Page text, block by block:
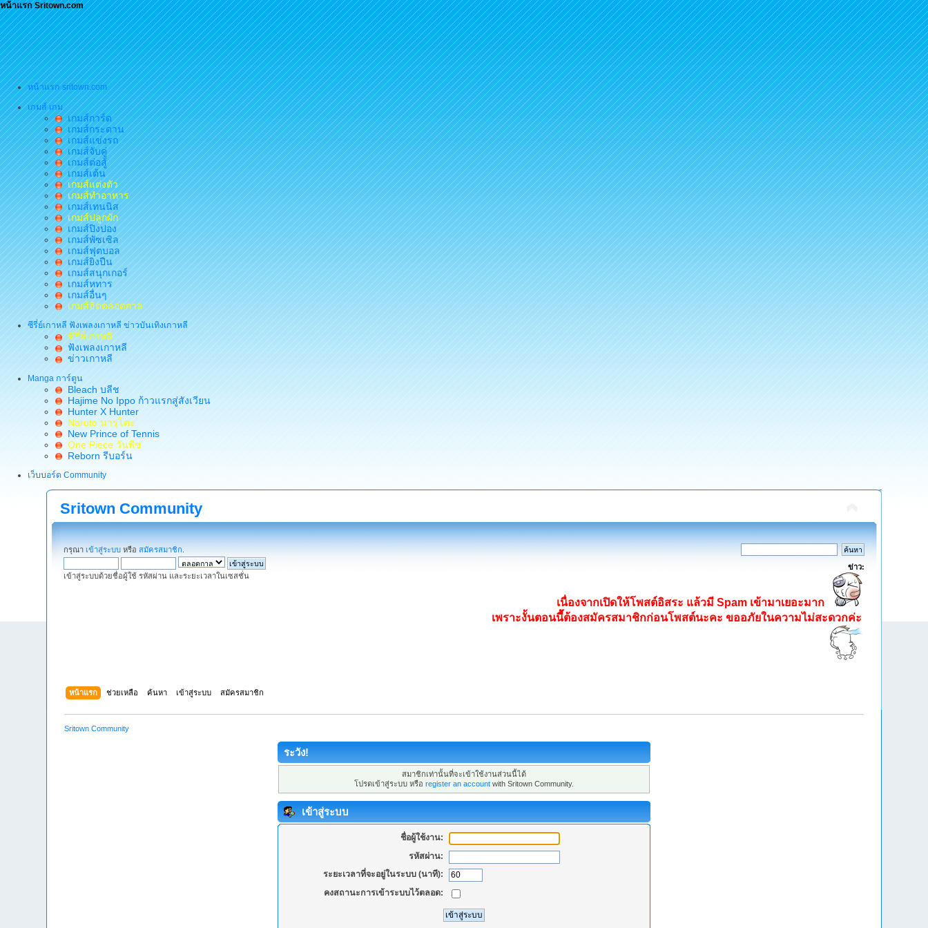
หน้าแรก Sritown.com
หน้าแรก sritown.com
เกมส์ เกม
เกมส์การ์ด
เกมส์กระดาน
เกมส์แข่งรถ
เกมส์จับคู่
เกมส์ต่อสู้
เกมส์เต้น
เกมส์แต่งตัว
เกมส์ทำอาหาร
เกมส์เทนนิส
เกมส์ปลูกผัก
เกมส์ปิงปอง
เกมส์พัซเซิล
เกมส์ฟุตบอล
เกมส์ยิงปืน
เกมส์สนุกเกอร์
เกมส์หทาร
เกมส์อื่นๆ
เกมส์ฮิตตลอดกาล
ซีรี่ย์เกาหลี ฟังเพลงเกาหลี ข่าวบันเทิงเกาหลี
ซีรี่ย์เกาหลี
ฟังเพลงเกาหลี
ข่าวเกาหลี
Manga การ์ตูน
Bleach บลีช
Hajime No Ippo ก้าวแรกสู่สังเวียน
Hunter X Hunter
Naruto นารุโตะ
New Prince of Tennis
One Piece วันพีช
Reborn รีบอร์น
เว็บบอร์ด Community
Sritown Community
กรุณา เข้าสู่ระบบ หรือสมัครสมาชิก
เข้าสู่ระบบด้วยชื่อผู้ใช้ รหัสผ่าน และระยะเวลาในเซสชั่น
ข่าว:
เนื่องจากเปิดให้โพสต์อิสระ แล้วมี Spam เข้ามาเยอะมาก
เพราะงั้นตอนนี้ต้องสมัครสมาชิกก่อนโพสต์นะคะ ขออภัยในความไม่สะดวกค่ะ
หน้าแรก ช่วยเหลือ ค้นหา เข้าสู่ระบบ สมัครสมาชิก
Sritown Community
ระวัง!
สมาชิกเท่านั้นที่จะเข้าใช้งานส่วนนี้ได้
โปรดเข้าสู่ระบบ หรือ register an account with Sritown Community.
เข้าสู่ระบบ
ชื่อผู้ใช้งาน:
รหัสผ่าน:
ระยะเวลาที่จะอยู่ในระบบ (นาที):
คงสถานะการเข้าระบบไว้ตลอด: